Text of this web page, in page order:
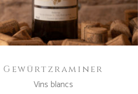
Gewürtzraminer
Vins blancs